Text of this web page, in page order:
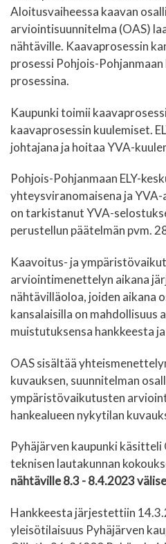
Aloitusvaiheessa kaavan
arviointisuunnitelma (OAS)
nähtäville. Kaavaprosessin
prosessi Pohjois-Pohjanmaan
prosessina.
Kaupunki toimii
kaavaprosessin kuulemiset.
johtajana ja hoitaa YVA-
Pohjois-Pohjanmaan ELY-
yhteysviranomaisena ja YVA-
on tarkistanut YVA-
perustellun päätelmän pvm.
Kaavoitus- ja
arviointimenettelyn aikana
nähtävilläoloa, joiden aikana
kansalaisilla on mahdollisuus
muistutuksensa hankkeesta
OAS sisältää
kuvauksen, suunnitelman
ympäristövaikutusten
hankealueen nykytilan
Pyhäjärven kaupunki
teknisen lautakunnan
nähtäville 8.3 - 8.4.2023
Hankkeesta järjestettiin
yleisötilaisuus Pyhäjärven